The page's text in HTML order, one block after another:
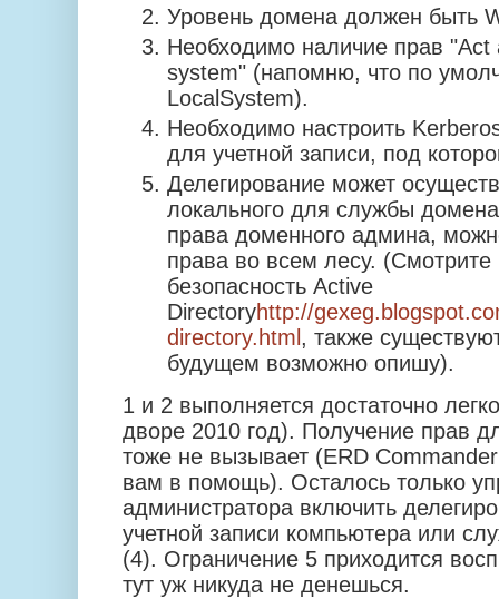
Уровень домена должен быть
Необходимо наличие прав
system" (напомню, что по
LocalSystem).
Необходимо настроить
для учетной записи, под
Делегирование может
локального для службы
права доменного админа,
права во всем лесу.
безопасность Active
Directoryhttp://
directory.html, также
будущем возможно опишу).
1 и 2 выполняется достаточно
дворе 2010 год). Получение прав
тоже не вызывает (ERD
вам в помощь). Осталось только
администратора включить
учетной записи компьютера или
(4). Ограничение 5 приходится
тут уж никуда не денешься.